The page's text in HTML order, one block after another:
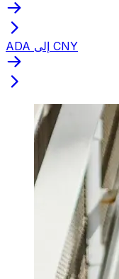
ADA إلى CNY